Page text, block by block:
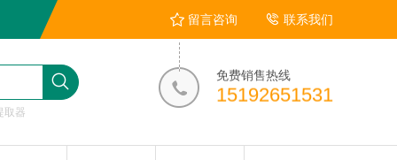
留言咨询 联系我们
取器
免费销售热线
15192651531